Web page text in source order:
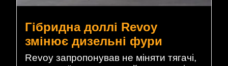
Гібридна доллі Revoy
змінює дизельні фури
Revoy запропонував не міняти тягачі,